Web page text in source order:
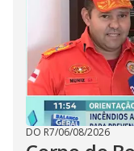
DO R7/06/08/2026